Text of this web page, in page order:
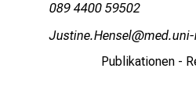
089 4400 59502
QfcbluisZiuciä
vim
Publikationen -